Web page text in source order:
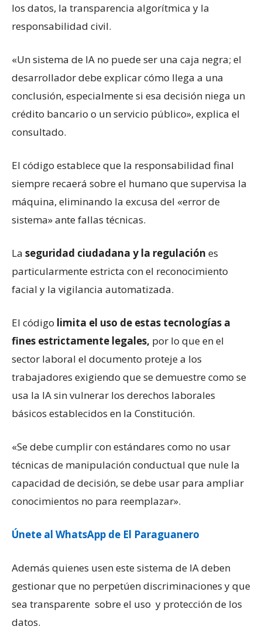
los datos, la transparencia algorítmica y la
responsabilidad civil.
«Un sistema de IA no puede ser una caja negra; el
desarrollador debe explicar cómo llega a una
conclusión, especialmente si esa decisión niega un
crédito bancario o un servicio público», explica el
consultado.
El código establece que la responsabilidad final
siempre recaerá sobre el humano que supervisa la
máquina, eliminando la excusa del «error de
sistema» ante fallas técnicas.
La seguridad ciudadana y la regulación es
particularmente estricta con el reconocimiento
facial y la vigilancia automatizada.
El código limita el uso de estas tecnologías a
fines estrictamente legales, por lo que en el
sector laboral el documento proteje a los
trabajadores exigiendo que se demuestre como se
usa la IA sin vulnerar los derechos laborales
básicos establecidos en la Constitución.
«Se debe cumplir con estándares como no usar
técnicas de manipulación conductual que nule la
capacidad de decisión, se debe usar para ampliar
conocimientos no para reemplazar».
Únete al WhatsApp de El Paraguanero
Además quienes usen este sistema de IA deben
gestionar que no perpetúen discriminaciones y que
sea transparente sobre el uso y protección de los
datos.